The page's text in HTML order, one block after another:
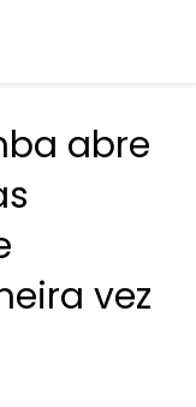
abre
vez